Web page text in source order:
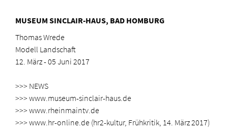
MUSEUM SINCLAIR-HAUS, BAD HOMBURG
Thomas Wrede
Modell Landschaft
12. März - 05 Juni 2017
>>> NEWS
>>> www.museum-sinclair-haus.de
>>> www.rheinmaintv.de
>>> www.hr-online.de (hr2-kultur, Frühkritik, 14. März 2017)